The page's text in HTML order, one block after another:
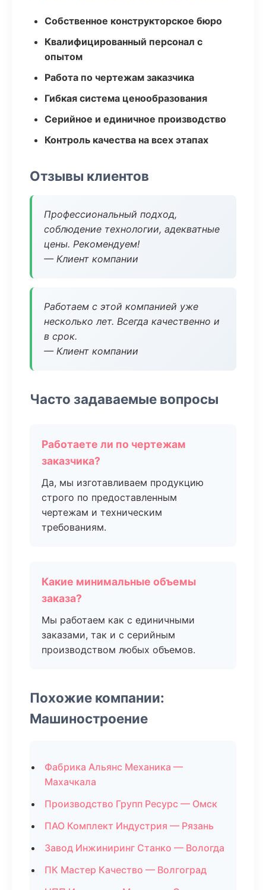
Собственное конструкторское бюро
Квалифицированный персонал с
опытом
Работа по чертежам заказчика
Гибкая система ценообразования
Серийное и единичное производство
Контроль качества на всех этапах
Отзывы клиентов
Профессиональный подход,
соблюдение технологии, адекватные
цены. Рекомендуем!
— Клиент компании
Работаем с этой компанией уже
несколько лет. Всегда качественно и
в срок.
— Клиент компании
Часто задаваемые вопросы
Работаете ли по чертежам
заказчика?
Да, мы изготавливаем продукцию
строго по предоставленным
чертежам и техническим
требованиям.
Какие минимальные объемы
заказа?
Мы работаем как с единичными
заказами, так и с серийным
производством любых объемов.
Похожие компании:
Машиностроение
Фабрика Альянс Механика —
Махачкала
Производство Групп Ресурс — Омск
ПАО Комплект Индустрия — Рязань
Завод Инжиниринг Станко — Вологда
ПК Мастер Качество — Волгоград